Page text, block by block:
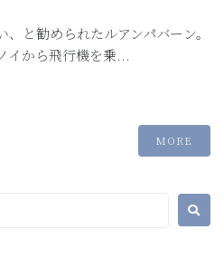
と勧められたルアンパバーン。
イから飛行機を乗...
MORE